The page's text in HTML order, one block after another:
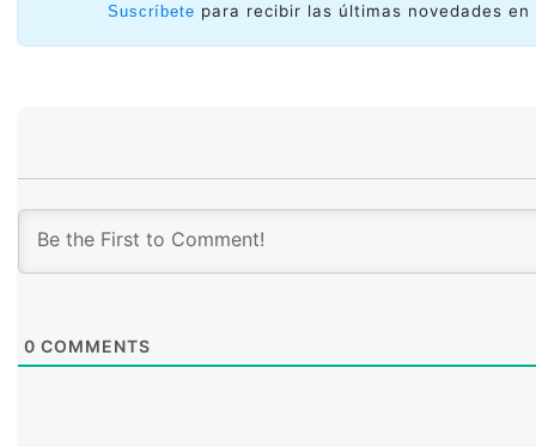
Suscríbete para recibir las últimas novedades en
0 COMMENTS